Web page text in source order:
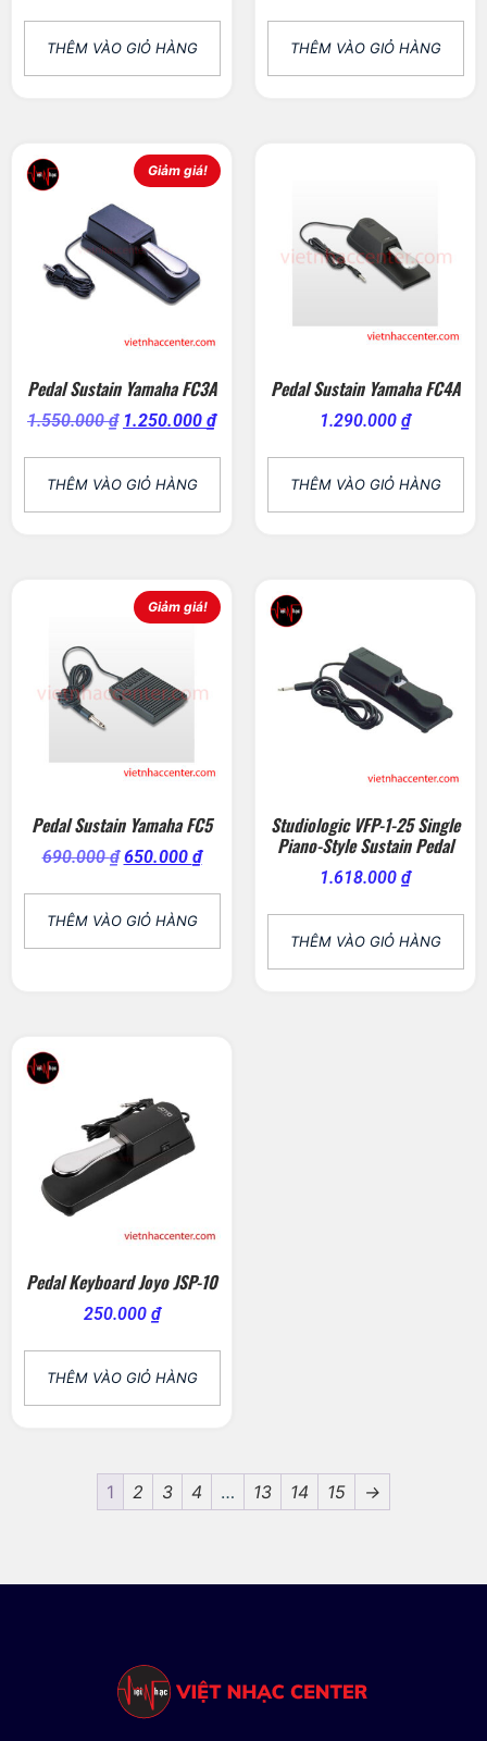
THÊM VÀO GIỎ HÀNG THÊM VÀO GIỎ HÀNG
Giảm giá!
Pedal Sustain Yamaha FC3A
1.550.000₫ 1.250.000 ₫
THÊM VÀO GIỎ HÀNG
Pedal Sustain Yamaha FC4A
1.290.000 ₫
THÊM VÀO GIỎ HÀNG
Giảm giá!
Pedal Sustain Yamaha FC5
690.000₫ 650.000 ₫
THÊM VÀO GIỎ HÀNG
Studiologic VFP-1-25 Single
Piano-Style Sustain Pedal
1.618.000 ₫
THÊM VÀO GIỎ HÀNG
Pedal Keyboard Joyo JSP-10
250.000 ₫
THÊM VÀO GIỎ HÀNG
1 2 3 4 … 13 14 15 →